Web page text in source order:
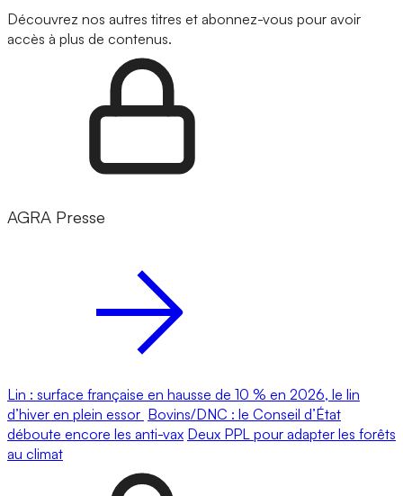
Découvrez nos autres titres et abonnez-vous pour avoir
accès à plus de contenus.
AGRA Presse
Lin : surface française en hausse de 10 % en 2026, le lin
d’hiver en plein essor Bovins/DNC : le Conseil d’État
déboute encore les anti-vax Deux PPL pour adapter les forêts
au climat